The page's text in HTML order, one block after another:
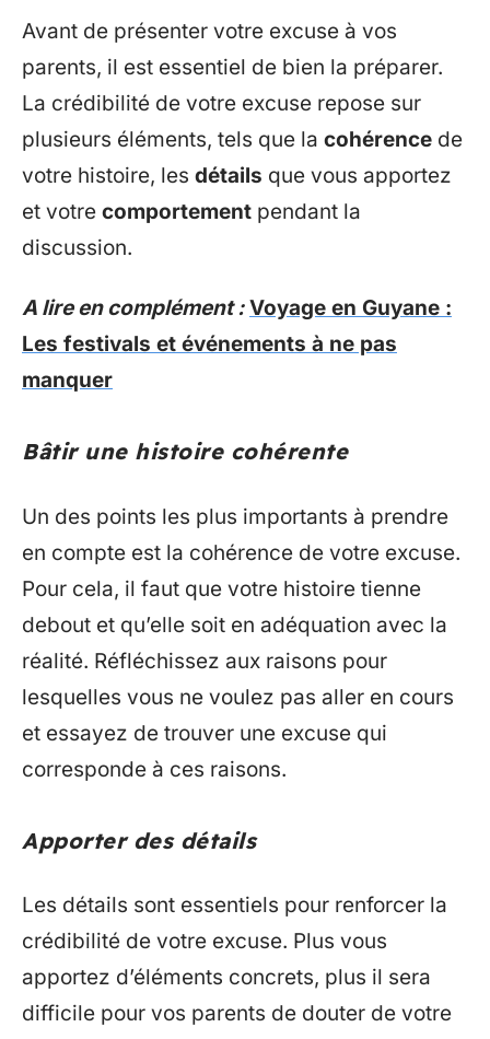
Avant de présenter votre excuse à vos
parents, il est essentiel de bien la préparer.
La crédibilité de votre excuse repose sur
plusieurs éléments, tels que la cohérence de
votre histoire, les détails que vous apportez
et votre comportement pendant la
discussion.
A lire en complément : Voyage en Guyane :
Les festivals et événements à ne pas
manquer
Bâtir une histoire cohérente
Un des points les plus importants à prendre
en compte est la cohérence de votre excuse.
Pour cela, il faut que votre histoire tienne
debout et qu’elle soit en adéquation avec la
réalité. Réfléchissez aux raisons pour
lesquelles vous ne voulez pas aller en cours
et essayez de trouver une excuse qui
corresponde à ces raisons.
Apporter des détails
Les détails sont essentiels pour renforcer la
crédibilité de votre excuse. Plus vous
apportez d’éléments concrets, plus il sera
difficile pour vos parents de douter de votre